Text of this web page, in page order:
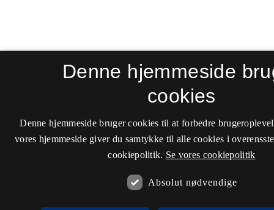
Denne hjemmeside
cookies
Denne hjemmeside bruger cookies til at forbedre
vores hjemmeside giver du samtykke til alle cookies i
cookiepolitik. Se vores cookiepolitik
Absolut nødvendige